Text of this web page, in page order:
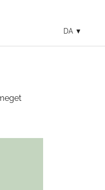
DA